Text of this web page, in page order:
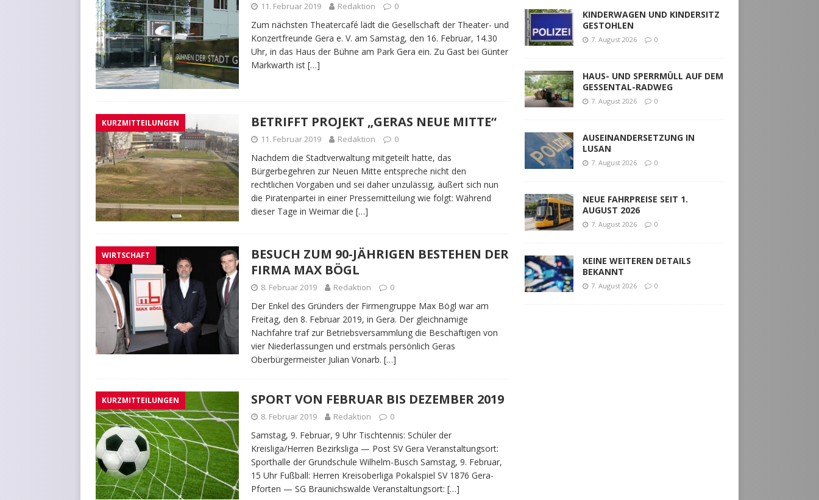
11. Februar 2019 Redaktion 0
Zum nächsten Theatercafé lädt die Gesellschaft der Theater- und
Konzertfreunde Gera e. V. am Samstag, den 16. Februar, 14.30
Uhr, in das Haus der Bühne am Park Gera ein. Zu Gast bei Günter
Markwarth ist […]
KURZMITTEILUNGEN BETRIFFT PROJEKT „GERAS NEUE MITTE“
11. Februar 2019 Redaktion 0
Nachdem die Stadtverwaltung mitgeteilt hatte, das
Bürgerbegehren zur Neuen Mitte entspreche nicht den
rechtlichen Vorgaben und sei daher unzulässig, äußert sich nun
die Piratenpartei in einer Pressemitteilung wie folgt: Während
dieser Tage in Weimar die […]
WIRTSCHAFT
BESUCH ZUM 90-JÄHRIGEN BESTEHEN DER
FIRMA MAX BÖGL
8. Februar 2019 Redaktion 0
Der Enkel des Gründers der Firmengruppe Max Bögl war am
Freitag, den 8. Februar 2019, in Gera. Der gleichnamige
Nachfahre traf zur Betriebsversammlung die Beschäftigen von
vier Niederlas­sungen und erstmals persönlich Geras
Oberbürgermeister Julian Vonarb. […]
KURZMITTEILUNGEN SPORT VON FEBRUAR BIS DEZEMBER 2019
8. Februar 2019 Redaktion 0
Samstag, 9. Februar, 9 Uhr Tischtennis: Schüler der
Kreisliga/Herren Bezirksliga — Post SV Gera Veranstaltungsort:
Sporthalle der Grundschule Wilhelm-Busch Samstag, 9. Februar,
15 Uhr Fußball: Herren Kreisoberliga Pokalspiel SV 1876 Gera-
Pforten — SG Braunichswalde Veranstaltungsort: […]
KINDERWAGEN UND KINDERSITZ
GESTOHLEN
7. August 2026 0
HAUS- UND SPERRMÜLL AUF DEM
GESSENTAL-RADWEG
7. August 2026 0
AUSEINANDERSETZUNG IN
LUSAN
7. August 2026 0
NEUE FAHRPREISE SEIT 1.
AUGUST 2026
7. August 2026 0
KEINE WEITEREN DETAILS
BEKANNT
7. August 2026 0